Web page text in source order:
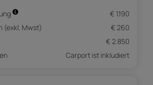
€ 1.190
(exkl. Mwst)
€ 260
€ 2.850
Carport ist inkludiert